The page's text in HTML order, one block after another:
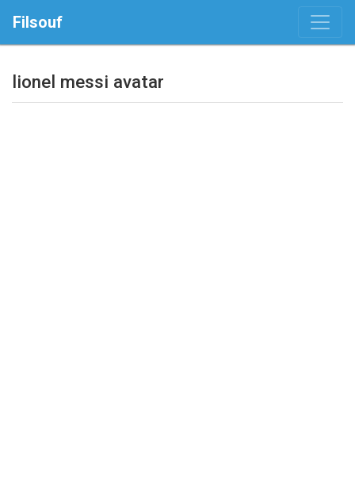
Filsouf
lionel messi avatar